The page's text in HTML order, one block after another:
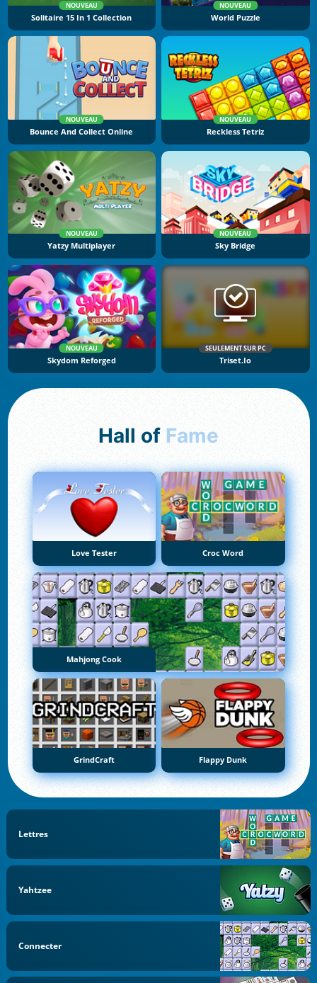
NOUVEAU
Solitaire 15 In 1 Collection
NOUVEAU
World Puzzle
NOUVEAU
Bounce And Collect Online
NOUVEAU
Reckless Tetriz
NOUVEAU
Yatzy Multiplayer
NOUVEAU
Sky Bridge
NOUVEAU
Skydom Reforged
SEULEMENT SUR PC
Triset.io
Hall of Fame
Love Tester Croc Word
Mahjong Cook
GrindCraft Flappy Dunk
Lettres
Yahtzee
Connecter